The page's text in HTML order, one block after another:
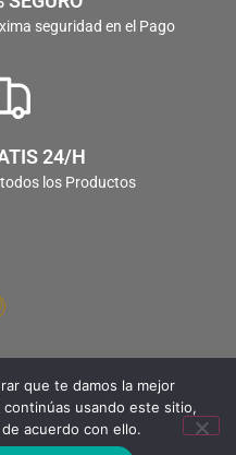
seguridad en el Pago
24/H
los Productos
que te damos la mejor
usando este sitio,
acuerdo con ello.